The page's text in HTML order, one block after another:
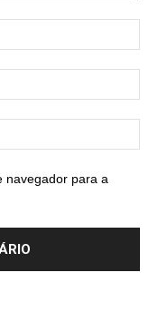
navegador para a